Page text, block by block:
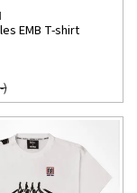
EMB T-shirt